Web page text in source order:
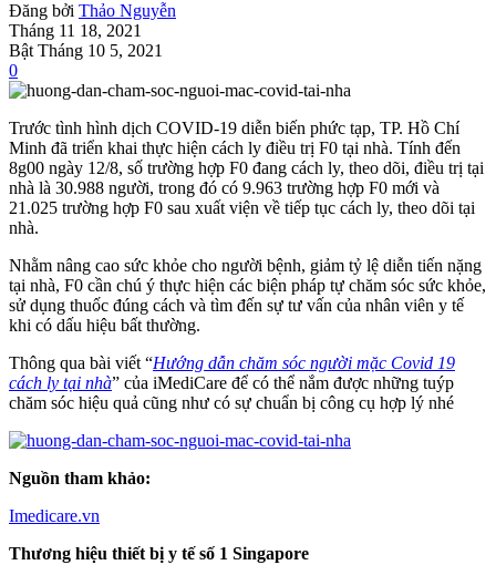
Đăng bởi Thảo Nguyễn
Tháng 11 18, 2021
Bật Tháng 10 5, 2021
0
Trước tình hình dịch COVID-19 diễn biến phức tạp, TP. Hồ Chí
Minh đã triển khai thực hiện cách ly điều trị F0 tại nhà. Tính đến
8g00 ngày 12/8, số trường hợp F0 đang cách ly, theo dõi, điều trị tại
nhà là 30.988 người, trong đó có 9.963 trường hợp F0 mới và
21.025 trường hợp F0 sau xuất viện về tiếp tục cách ly, theo dõi tại
nhà.
Nhằm nâng cao sức khỏe cho người bệnh, giảm tỷ lệ diễn tiến nặng
tại nhà, F0 cần chú ý thực hiện các biện pháp tự chăm sóc sức khỏe,
sử dụng thuốc đúng cách và tìm đến sự tư vấn của nhân viên y tế
khi có dấu hiệu bất thường.
Thông qua bài viết “Hướng dẫn chăm sóc người mặc Covid 19
cách ly tại nhà” của iMediCare để có thể nắm được những tuýp
chăm sóc hiệu quả cũng như có sự chuẩn bị công cụ hợp lý nhé
Nguồn tham khảo:
Imedicare.vn
Thương hiệu thiết bị y tế số 1 Singapore